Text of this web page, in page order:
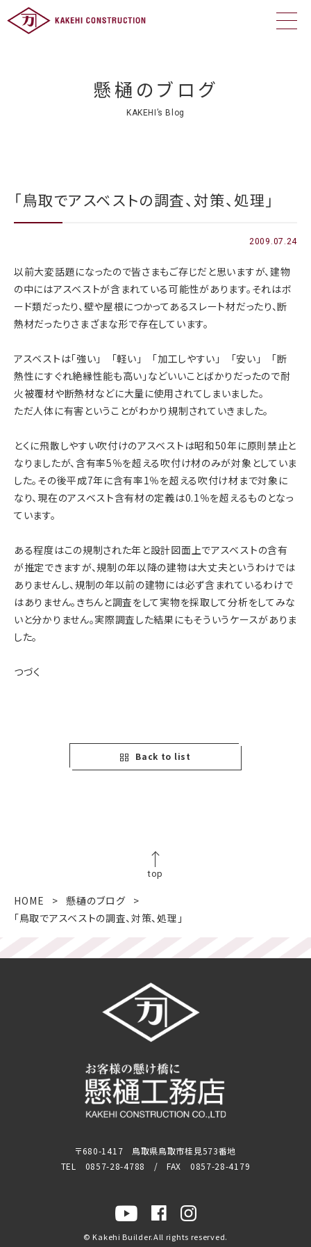
懸樋のブログ
KAKEHI’s Blog
「鳥取でアスベストの調査、対策、処理」
2009.07.24
以前大変話題になったので皆さまもご存じだと思いますが、建物
の中にはアスベストが含まれている可能性があります。それはボ
ード類だったり、壁や屋根につかってあるスレート材だったり、断
熱材だったりさまざまな形で存在しています。
アスベストは「強い」 「軽い」 「加工しやすい」 「安い」 「断
熱性にすぐれ絶縁性能も高い」などいいことばかりだったので耐
火被覆材や断熱材などに大量に使用されてしまいました。
ただ人体に有害ということがわかり規制されていきました。
とくに飛散しやすい吹付けのアスベストは昭和50年に原則禁止と
なりましたが、含有率5％を超える吹付け材のみが対象としていま
した。その後平成7年に含有率1％を超える吹付け材まで対象に
なり、現在のアスベスト含有材の定義は0.1％を超えるものとなっ
ています。
ある程度はこの規制された年と設計図面上でアスベストの含有
が推定できますが、規制の年以降の建物は大丈夫というわけでは
ありませんし、規制の年以前の建物には必ず含まれているわけで
はありません。きちんと調査をして実物を採取して分析をしてみな
いと分かりません。実際調査した結果にもそういうケースがありま
した。
つづく
Back to list
top
HOME
懸樋のブログ
「鳥取でアスベストの調査、対策、処理」
〒680-1417 鳥取県鳥取市桂見573番地
TEL 0857-28-4788 / FAX 0857-28-4179
© Kakehi Builder.All rights reserved.